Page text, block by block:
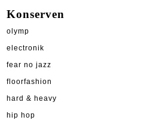
Konserven
olymp
electronik
fear no jazz
floorfashion
hard & heavy
hip hop